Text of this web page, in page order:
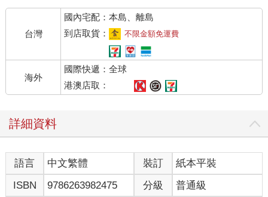
過度堅持己見的小眼睛
霸氣又堅持自我，聰明伶俐的「我行我素」型
這類人非常清楚自己的想法，做事優先考慮自己判斷，完全不在
意別人怎麼看。他們通常頭腦很靈活，不管在哪個圈子裡都頗具
分量。不過，有時候會給人一種狡猾老謀深算、像暗地裡操盤手
的感覺，因此很難讓人完全信任他們。
Ⅱ組合搭配看面相──實戰篇
行為模式。
簡單來說，就是我們常說的「性格」。我們當然可以用性格來評
價一個人，但更重要的是透過性格來理解一個人。
而性格，正是面相學的根本，也是全部的關鍵所在！
02 眼睛大小與嘴巴大小
台灣
國內宅配：本島、離島
到店取貨：
不限金額免運費
海外
國際快遞：全球
港澳店取：
詳細資料
語言 中文繁體 裝訂
紙本平裝
ISBN
9786263982475 分級 普通級